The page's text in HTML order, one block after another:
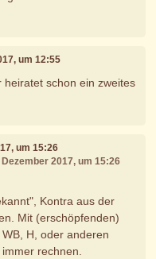
um 12:55
heiratet schon ein zweites
um 15:26
2017, um 15:26
Kontra aus der
Mit (erschöpfenden)
H, oder anderen
rechnen.